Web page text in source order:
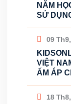
NĂM
SỬ
09
VIỆT
ẤM ÁP
18